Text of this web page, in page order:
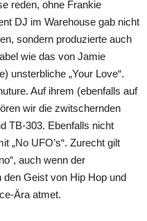
reden, ohne Frankie
DJ im Warehouse gab nicht
sondern produzierte auch
wie das von Jamie
unsterbliche „Your Love“.
Auf ihrem (ebenfalls auf
wir die zwitschernden
TB-303. Ebenfalls nicht
„No UFO’s“. Zurecht gilt
auch wenn der
Geist von Hip Hop und
Ära atmet.